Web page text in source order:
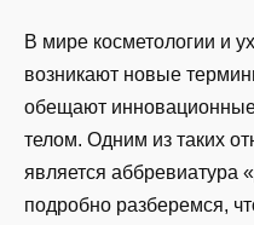
В мире косметологии и
возникают новые
обещают
телом. Одним из таких
является аббревиатура
подробно разберемся,